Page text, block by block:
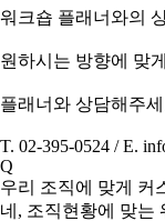
워크숍 플래너와의
원하시는 방향에 맞
플래너와 상담해주
T. 02-395-0524 / E.
Q
우리 조직에 맞게 커
네, 조직현황에 맞는